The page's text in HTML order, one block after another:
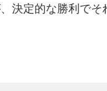
決定的な勝利でそ